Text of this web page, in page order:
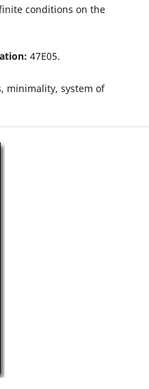
conditions on the
47E05.
minimality, system of